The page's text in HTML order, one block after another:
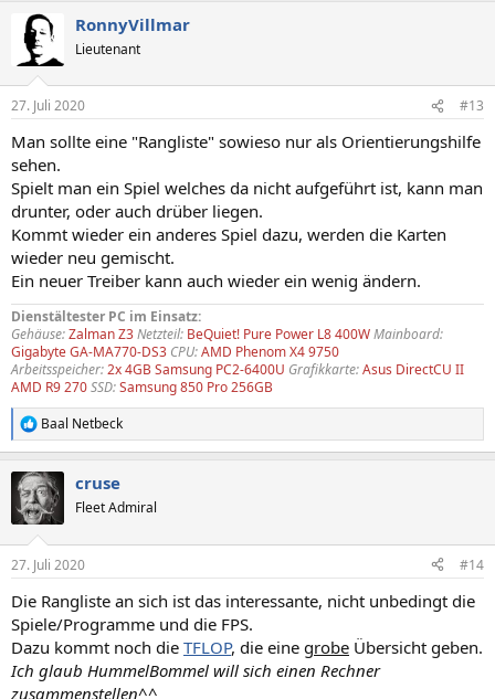
i
e
:
RonnyVillmar
Lieutenant
27. Juli 2020 #13
Man sollte eine "Rangliste" sowieso nur als Orientierungshilfe
sehen.
Spielt man ein Spiel welches da nicht aufgeführt ist, kann man
drunter, oder auch drüber liegen.
Kommt wieder ein anderes Spiel dazu, werden die Karten
wieder neu gemischt.
Ein neuer Treiber kann auch wieder ein wenig ändern.
Dienstältester PC im Einsatz:
Gehäuse:Zalman Z3Netzteil: BeQuiet! Pure Power L8 400WMainboard:
Gigabyte GA-MA770-DS3 CPU:AMD Phenom X4 9750
Arbeitsspeicher:2x 4GB Samsung PC2-6400U Grafikkarte:Asus DirectCU II
AMD R9 270SSD:Samsung 850 Pro 256GB
R
e
k
t
i
e
:
Baal Netbeck
cruse
Fleet Admiral
27. Juli 2020 #14
Die Rangliste an sich ist das interessante, nicht unbedingt die
Spiele/Programme und die FPS.
Dazu kommt noch die TFLOP, die eine grobe Übersicht geben.
Ich glaub HummelBommel will sich einen Rechner
zusammenstellen^^